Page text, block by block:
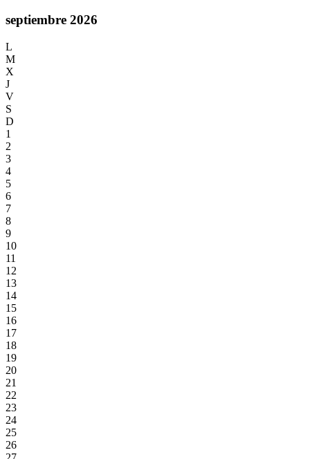
septiembre 2026
L
M
X
J
V
S
D
1
2
3
4
5
6
7
8
9
10
11
12
13
14
15
16
17
18
19
20
21
22
23
24
25
26